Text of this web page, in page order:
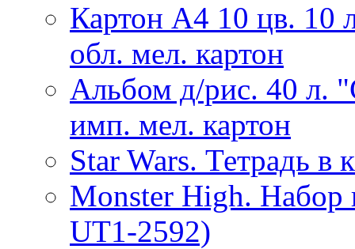
Картон А4 10 цв. 10
обл. мел. картон
Альбом д/рис. 40 л.
имп. мел. картон
Star Wars. Тетрадь в
Monster High. Набор
UT1-2592)